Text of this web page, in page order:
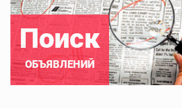
Поиск
ОБЪЯВЛЕНИЙ